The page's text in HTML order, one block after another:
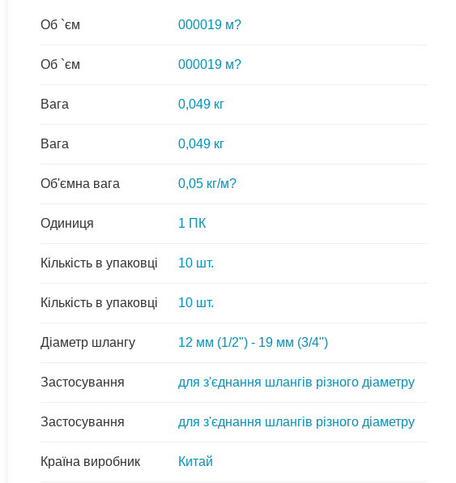
Об `єм 000019 м?
Об `єм 000019 м?
Вага 0,049 кг
Вага 0,049 кг
Об'ємна вага 0,05 кг/м?
Одиниця 1 ПК
Кількість в упаковці 10 шт.
Кількість в упаковці 10 шт.
Діаметр шлангу 12 мм (1/2") - 19 мм (3/4")
Застосування для з'єднання шлангів різного діаметру
Застосування для з'єднання шлангів різного діаметру
Країна виробник Китай